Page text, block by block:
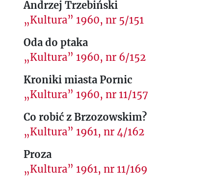
Andrzej Trzebiński
„Kultura” 1960, nr 5/151
Oda do ptaka
„Kultura” 1960, nr 6/152
Kroniki miasta Pornic
„Kultura” 1960, nr 11/157
Co robić z Brzozowskim?
„Kultura” 1961, nr 4/162
Proza
„Kultura” 1961, nr 11/169